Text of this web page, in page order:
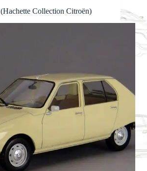
Collection Citroën)